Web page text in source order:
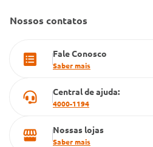
Cartão Grupo Conde
Nossos contatos
Fale Conosco
Saber mais
Central de ajuda:
4000-1194
Nossas lojas
Saber mais